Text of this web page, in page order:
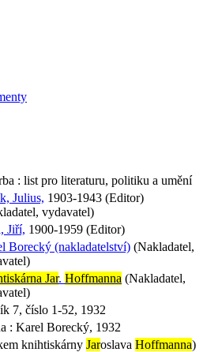
: list pro literaturu, politiku a umění
Julius, 1903-1943 (Editor)
vydavatel)
Jiří, 1900-1959 (Editor)
Borecký (nakladatelství) (Nakladatel,
Jar. Hoffmanna (Nakladatel,
7, číslo 1-52, 1932
: Karel Borecký, 1932
knihtiskárny Jaroslava Hoffmanna)